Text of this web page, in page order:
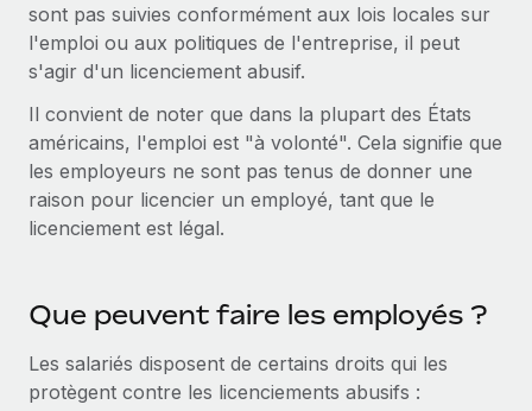
Simplifiez vos processus de présélection des
candidats
Gardez un temps d’avance sur les risques en
matière de conformité
Gestion des appareils
Achetez et suivez vos équipements informatiques
Création d’entité
conformité
ÉTUDES DE CAS
Voir toutes les ressources
Paie multipays
EOR et PEO
Gestion des freelances
Explorer le blog
sont pas suivies conformément aux lois locales sur
l'emploi ou aux politiques de l'entreprise, il peut
s'agir d'un licenciement abusif.
Il convient de noter que dans la plupart des États
américains, l'emploi est "à volonté". Cela signifie que
les employeurs ne sont pas tenus de donner une
raison pour licencier un employé, tant que le
licenciement est légal.
Que peuvent faire les employés ?
Les salariés disposent de certains droits qui les
protègent contre les licenciements abusifs :